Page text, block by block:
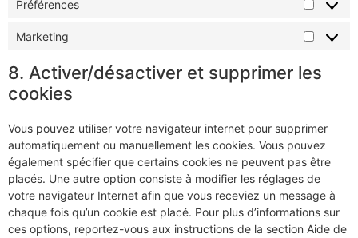
Préférences
Marketing
8. Activer/désactiver et supprimer les
cookies
Vous pouvez utiliser votre navigateur internet pour supprimer
automatiquement ou manuellement les cookies. Vous pouvez
également spécifier que certains cookies ne peuvent pas être
placés. Une autre option consiste à modifier les réglages de
votre navigateur Internet afin que vous receviez un message à
chaque fois qu’un cookie est placé. Pour plus d’informations sur
ces options, reportez-vous aux instructions de la section Aide de